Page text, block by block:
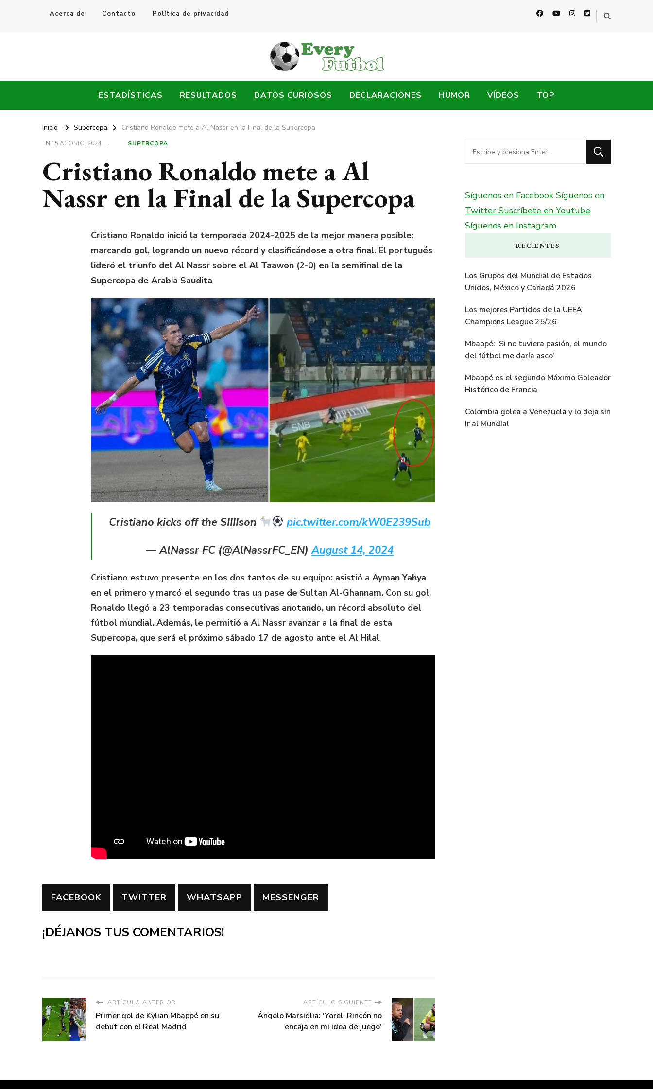
Acerca de Contacto Política de privacidad
Every Fútbol
ESTADÍSTICAS RESULTADOS DATOS CURIOSOS DECLARACIONES HUMOR VÍDEOS TOP
Inicio Supercopa Cristiano Ronaldo mete a Al Nassr en la Final de la Supercopa
EN 15 AGOSTO, 2024 SUPERCOPA
Cristiano Ronaldo mete a Al
Nassr en la Final de la Supercopa
Cristiano Ronaldo inició la temporada 2024-2025 de la mejor manera posible:
marcando gol, logrando un nuevo récord y clasificándose a otra final. El portugués
lideró el triunfo del Al Nassr sobre el Al Taawon (2-0) en la semifinal de la
Supercopa de Arabia Saudita.
Cristiano kicks off the SIIIIson
pic.twitter.com/kW0E239Sub
— AlNassr FC (@AlNassrFC_EN)August 14, 2024
Cristiano estuvo presente en los dos tantos de su equipo: asistió a Ayman Yahya
en el primero y marcó el segundo tras un pase de Sultan Al-Ghannam. Con su gol,
Ronaldo llegó a 23 temporadas consecutivas anotando, un récord absoluto del
fútbol mundial. Además, le permitió a Al Nassr avanzar a la final de esta
Supercopa, que será el próximo sábado 17 de agosto ante el Al Hilal.
FACEBOOK TWITTER WHATSAPP MESSENGER
¡DÉJANOS TUS COMENTARIOS!
ARTÍCULO ANTERIOR
Primer gol de Kylian Mbappé en su
debut con el Real Madrid
ARTÍCULO SIGUIENTE
Ángelo Marsiglia: 'Yoreli Rincón no
encaja en mi idea de juego'
¿Buscas
algo?
Síguenos en FacebookSíguenos en
Twitter Suscríbete en Youtube
Síguenos en Instagram
RECIENTES
Los Grupos del Mundial de Estados
Unidos, México y Canadá 2026
Los mejores Partidos de la UEFA
Champions League 25/26
Mbappé: ‘Si no tuviera pasión, el mundo
del fútbol me daría asco’
Mbappé es el segundo Máximo Goleador
Histórico de Francia
Colombia golea a Venezuela y lo deja sin
ir al Mundial